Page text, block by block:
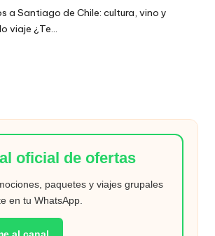
a Santiago de Chile: cultura, vino y
viaje ¿Te…
oficial de ofertas
paquetes y viajes grupales
en tu WhatsApp.